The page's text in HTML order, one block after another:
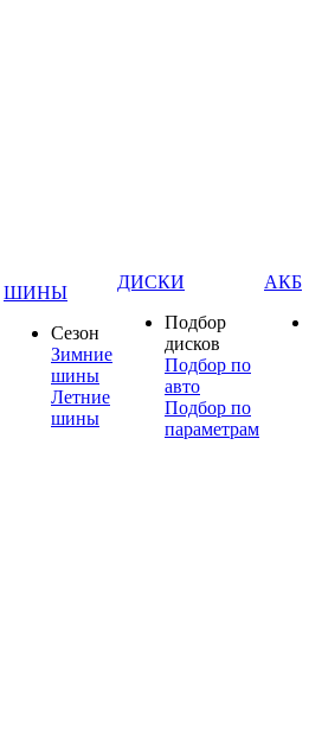
ШИНЫ
Сезон
Зимние
шины
Летние
шины
ДИСКИ
Подбор
дисков
Подбор по
авто
Подбор по
параметрам
АКБ